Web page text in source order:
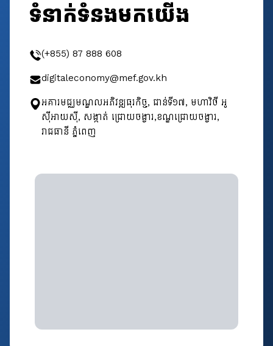
ទំនាក់ទំនងមកយើង
(+855) 87 888 608
digitaleconomy@mef.gov.kh
អគារមជ្ឈមណ្ឌលអភិវឌ្ឍធុរកិច្ច, ជាន់ទី​១៧, មហាវិថី អូ
ស៊ីអាយស៊ី, សង្កាត់ ជ្រោយចង្វារ,ខណ្ឌជ្រោយចង្វារ,
រាជធានី ភ្នំពេញ